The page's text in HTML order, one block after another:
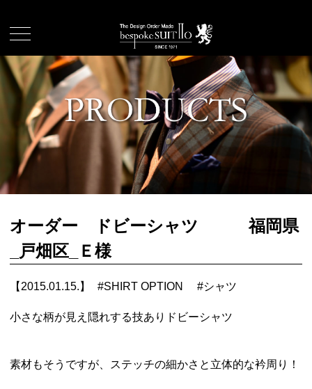
オーダー ドビーシャツ 福岡県
_戸畑区_Ｅ様
【2015.01.15.】 #SHIRT OPTION #シャツ
小さな柄が見え隠れする技ありドビーシャツ
素材もそうですが、ステッチの細かさと立体的な衿周り！